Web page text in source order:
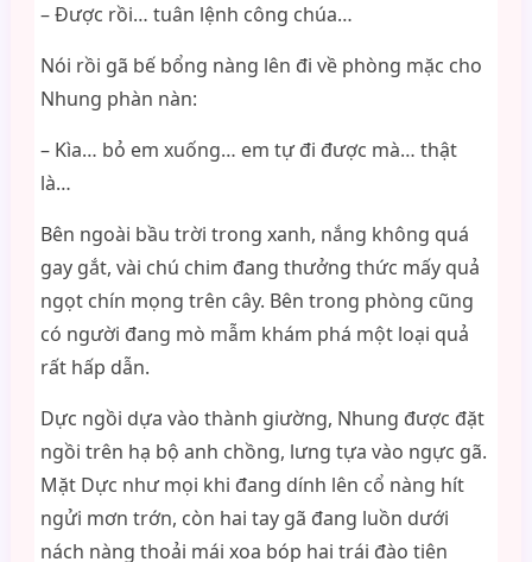
– Được rồi… tuân lệnh công chúa…
Nói rồi gã bế bổng nàng lên đi về phòng mặc cho
Nhung phàn nàn:
– Kìa… bỏ em xuống… em tự đi được mà… thật
là…
Bên ngoài bầu trời trong xanh, nắng không quá
gay gắt, vài chú chim đang thưởng thức mấy quả
ngọt chín mọng trên cây. Bên trong phòng cũng
có người đang mò mẫm khám phá một loại quả
rất hấp dẫn.
Dực ngồi dựa vào thành giường, Nhung được đặt
ngồi trên hạ bộ anh chồng, lưng tựa vào ngực gã.
Mặt Dực như mọi khi đang dính lên cổ nàng hít
ngửi mơn trớn, còn hai tay gã đang luồn dưới
nách nàng thoải mái xoa bóp hai trái đào tiên